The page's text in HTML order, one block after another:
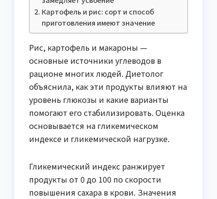
Картофель и рис: сорт и способ
приготовления имеют значение
Рис, картофель и макароны —
основные источники углеводов в
рационе многих людей. Диетолог
объяснила, как эти продукты влияют на
уровень глюкозы и какие варианты
помогают его стабилизировать. Оценка
основывается на гликемическом
индексе и гликемической нагрузке.
Гликемический индекс ранжирует
продукты от 0 до 100 по скорости
повышения сахара в крови. Значения